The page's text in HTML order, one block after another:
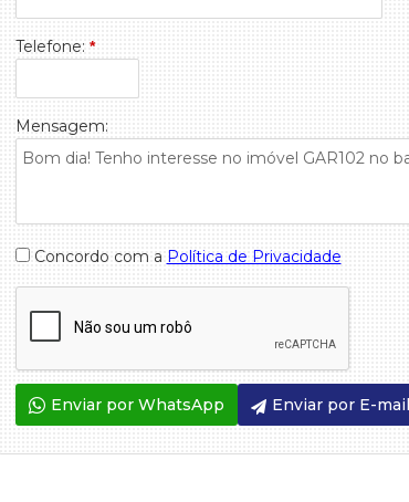
Telefone: *
Mensagem:
Concordo com a Política de Privacidade
Enviar por WhatsApp Enviar por E-mail